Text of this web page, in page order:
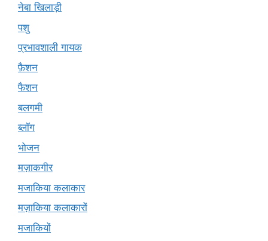
नेबा खिलाड़ी
पशु
प्रभावशाली गायक
फ़ैशन
फैशन
बलगमी
ब्लॉग
भोजन
मज़ाकगीर
मजाकिया कलाकार
मज़ाकिया कलाकारों
मजाकियों